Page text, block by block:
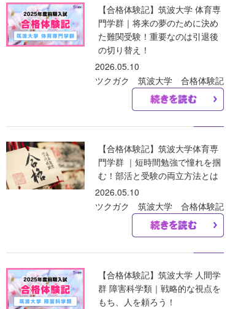
【合格体験記】筑波大学 体育専
門学群｜将来の夢のために決め
た難関受験！重要なのは引退後
の切り替え！
2026.05.10
ツクガク 筑波大学 合格体験記
【合格体験記】筑波大学体育専
門学群 ｜短時間勉強で憧れを掴
む！部活と受験の両立方法とは
2026.05.10
ツクガク 筑波大学 合格体験記
【合格体験記】筑波大学 人間学
群 障害科学類｜戦略的な視点を
もち、人を頼ろう！